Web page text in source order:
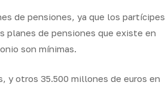
de pensiones, ya que los partícipes
planes de pensiones que existe en
son mínimas.
y otros 35.500 millones de euros en